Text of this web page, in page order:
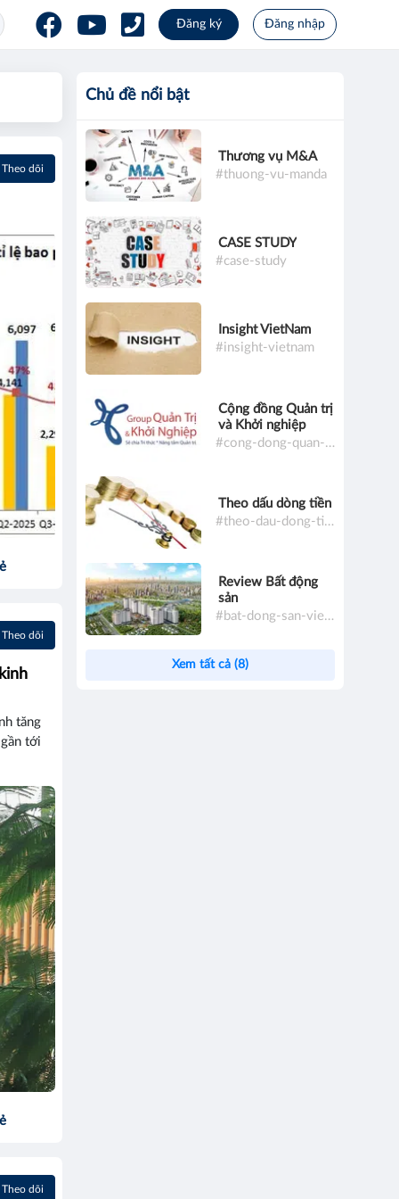
Đăng ký Đăng nhập
Theo dõi
Theo dõi
tăng
tới
Theo dõi
Chủ đề nổi bật
Thương vụ M&A
#thuong-vu-manda
CASE STUDY
#case-study
Insight VietNam
#insight-vietnam
Cộng đồng Quản trị
và Khởi nghiệp
#cong-dong-quan-tri-va-khoi-nghiep
Theo dấu dòng tiền
#theo-dau-dong-tien
Review Bất động
sản
#bat-dong-san-viet-nam
Xem tất cả (8)